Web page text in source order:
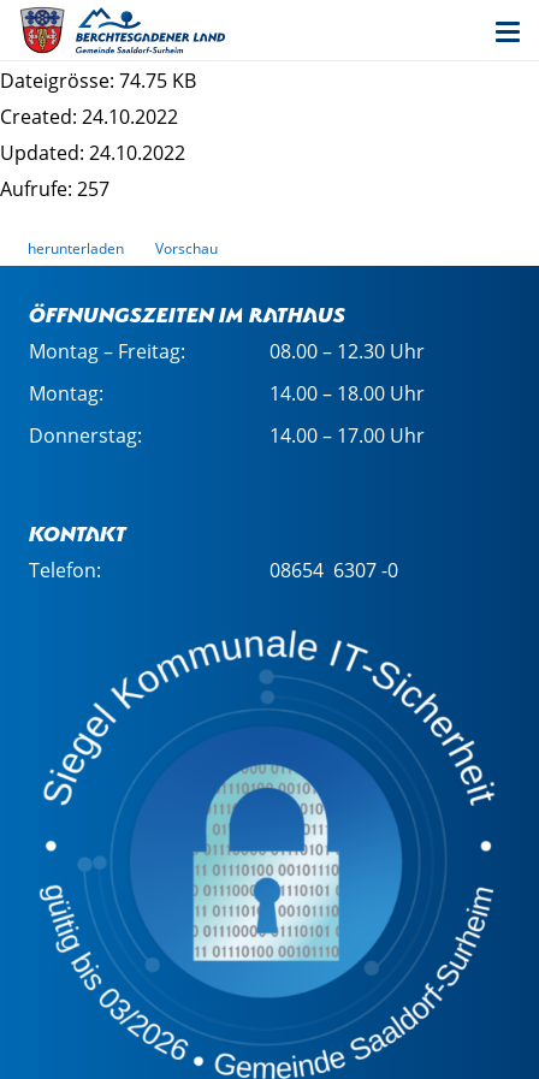
Datenschutzrechtliche Informationspflichten im
Bauleitplanverfahren - "Stoißbergweg"
Dateigrösse: 74.75 KB
Created: 24.10.2022
Updated: 24.10.2022
Aufrufe: 257
herunterladen Vorschau
Öffnungszeiten im Rathaus
Montag – Freitag:
08.00 – 12.30 Uhr
Montag:
14.00 – 18.00 Uhr
Donnerstag:
14.00 – 17.00 Uhr
Kontakt
Telefon: 08654 6307 -0